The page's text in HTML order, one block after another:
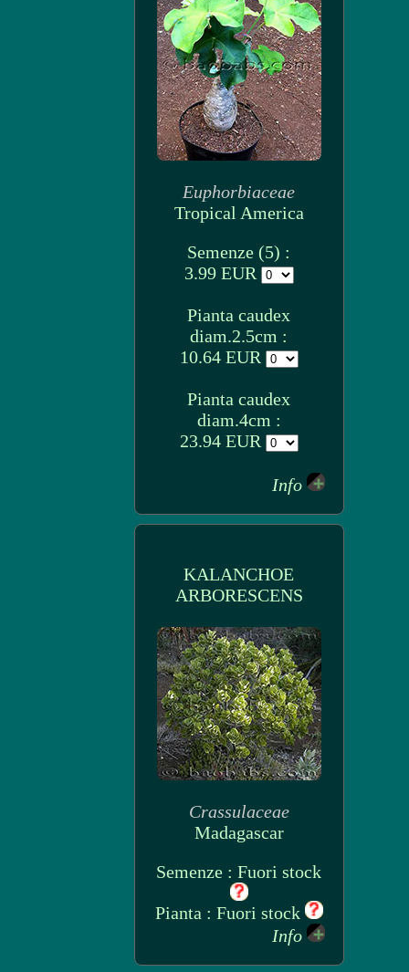
Euphorbiaceae
Tropical America
Semenze (5) :
3.99 EUR
Pianta caudex
diam.2.5cm :
10.64 EUR
Pianta caudex
diam.4cm :
23.94 EUR
Info
KALANCHOE
ARBORESCENS
Crassulaceae
Madagascar
Semenze : Fuori stock
Pianta : Fuori stock
Info